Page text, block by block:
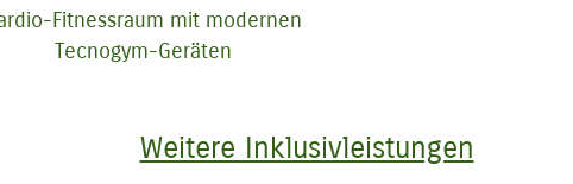
Fitnessraum mit modernen
Tecnogym-Geräten
Weitere Inklusivleistungen